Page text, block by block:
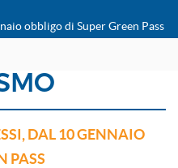
obbligo di Super Green Pass
DAL 10 GENNAIO
PASS